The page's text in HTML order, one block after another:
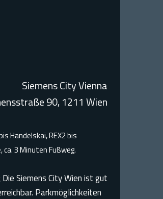
Siemens City Vienna
90, 1211 Wien
Handelskai, REX2 bis
3 Minuten Fußweg.
Die Siemens City Wien ist gut
Parkmöglichkeiten